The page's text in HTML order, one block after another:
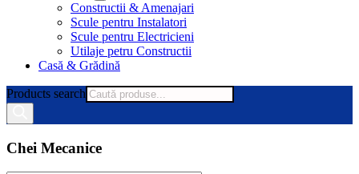
Constructii & Amenajari
Scule pentru Instalatori
Scule pentru Electricieni
Utilaje petru Constructii
Casă & Grădină
Products search
Chei Mecanice